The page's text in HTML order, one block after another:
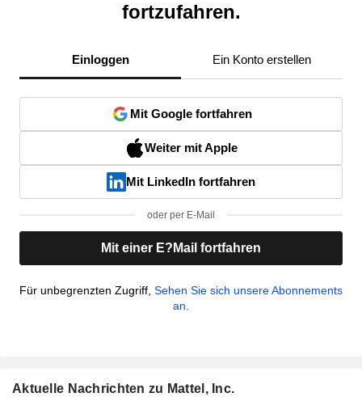
fortzufahren.
Einloggen Ein Konto erstellen
Mit Google fortfahren
Weiter mit Apple
Mit LinkedIn fortfahren
oder per E-Mail
Mit einer E?Mail fortfahren
Für unbegrenzten Zugriff, Sehen Sie sich unsere Abonnements
an.
Aktuelle Nachrichten zu Mattel, Inc.